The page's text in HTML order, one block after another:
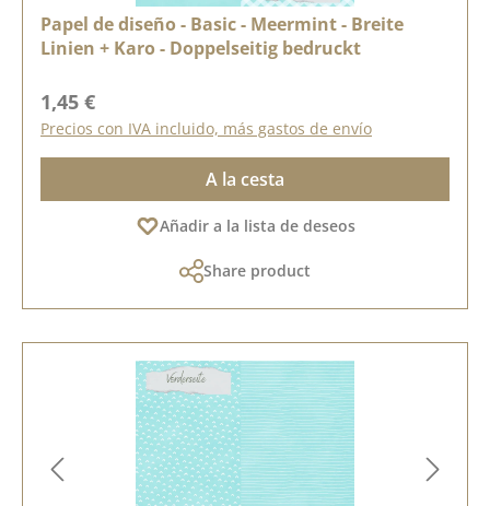
Papel de diseño - Basic - Meermint - Breite
Linien + Karo - Doppelseitig bedruckt
Precio normal:
1,45 €
Precios con IVA incluido, más gastos de envío
A la cesta
Añadir a la lista de deseos
Share product